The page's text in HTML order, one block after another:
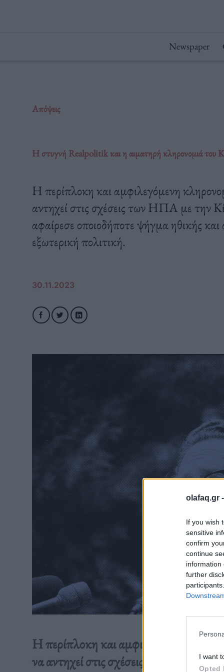
olafaq.gr -
If you wish
sensitive
confirm
continue
information
further
I want
Opted
Newspaper
Απόψεις
Η στυγνή Realpolitik και η αιματηρή κληρονομιά του
Η περίπλοκη και αμφιλεγόμενη
αντηχεί στις σχέσεις των ΗΠΑ με την
αφαίρεσε οποιοδήποτε ψήγμα ηθικής
εξωτερική πολιτική.
30.11.2023
Η περίπλοκη και αμφιλεγόμενη
να αντηχεί στις σχέσεις των ΗΠΑ με